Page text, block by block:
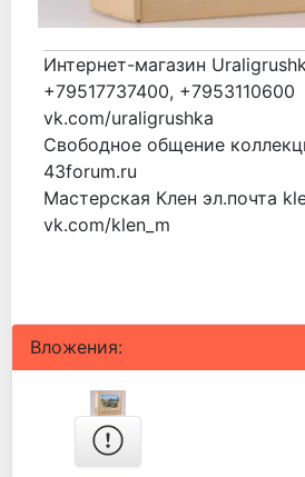
Интернет-магазин
+79517737400, +7953110600
vk.com/uraligrushka
Свободное общение
43forum.ru
Мастерская Клен эл.почта
vk.com/klen_m
Вложения: